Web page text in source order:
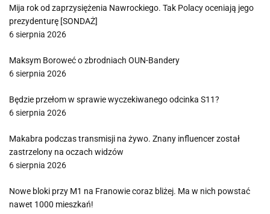
Mija rok od zaprzysiężenia Nawrockiego. Tak Polacy oceniają jego
prezydenturę [SONDAŻ]
6 sierpnia 2026
Maksym Boroweć o zbrodniach OUN-Bandery
6 sierpnia 2026
Będzie przełom w sprawie wyczekiwanego odcinka S11?
6 sierpnia 2026
Makabra podczas transmisji na żywo. Znany influencer został
zastrzelony na oczach widzów
6 sierpnia 2026
Nowe bloki przy M1 na Franowie coraz bliżej. Ma w nich powstać
nawet 1000 mieszkań!